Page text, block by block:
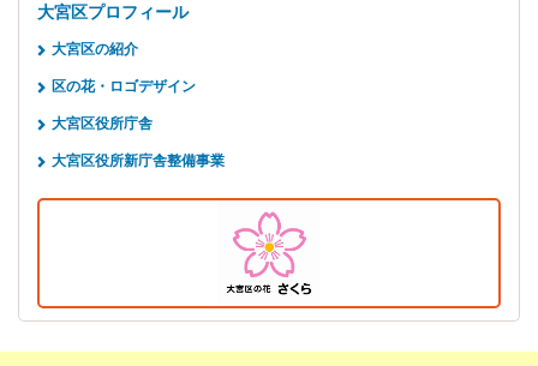
大宮区プロフィール
大宮区の紹介
区の花・ロゴデザイン
大宮区役所庁舎
大宮区役所新庁舎整備事業